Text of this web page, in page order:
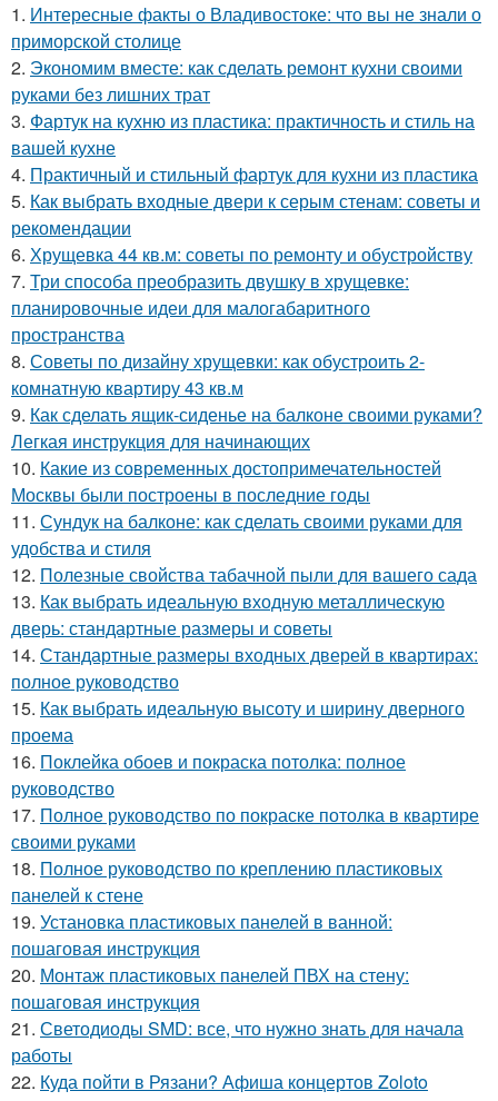
1. Интересные факты о Владивостоке: что вы не знали о
приморской столице
2. Экономим вместе: как сделать ремонт кухни своими
руками без лишних трат
3. Фартук на кухню из пластика: практичность и стиль на
вашей кухне
4. Практичный и стильный фартук для кухни из пластика
5. Как выбрать входные двери к серым стенам: советы и
рекомендации
6. Хрущевка 44 кв.м: советы по ремонту и обустройству
7. Три способа преобразить двушку в хрущевке:
планировочные идеи для малогабаритного
пространства
8. Советы по дизайну хрущевки: как обустроить 2-
комнатную квартиру 43 кв.м
9. Как сделать ящик-сиденье на балконе своими руками?
Легкая инструкция для начинающих
10. Какие из современных достопримечательностей
Москвы были построены в последние годы
11. Сундук на балконе: как сделать своими руками для
удобства и стиля
12. Полезные свойства табачной пыли для вашего сада
13. Как выбрать идеальную входную металлическую
дверь: стандартные размеры и советы
14. Стандартные размеры входных дверей в квартирах:
полное руководство
15. Как выбрать идеальную высоту и ширину дверного
проема
16. Поклейка обоев и покраска потолка: полное
руководство
17. Полное руководство по покраске потолка в квартире
своими руками
18. Полное руководство по креплению пластиковых
панелей к стене
19. Установка пластиковых панелей в ванной:
пошаговая инструкция
20. Монтаж пластиковых панелей ПВХ на стену:
пошаговая инструкция
21. Светодиоды SMD: все, что нужно знать для начала
работы
22. Куда пойти в Рязани? Афиша концертов Zoloto